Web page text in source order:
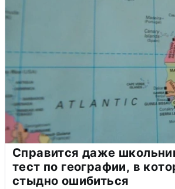
Справится даже
тест по географии, в
стыдно ошибиться